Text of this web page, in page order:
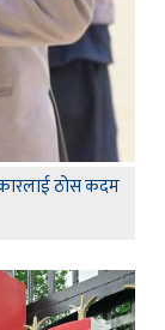
ठोस कदम